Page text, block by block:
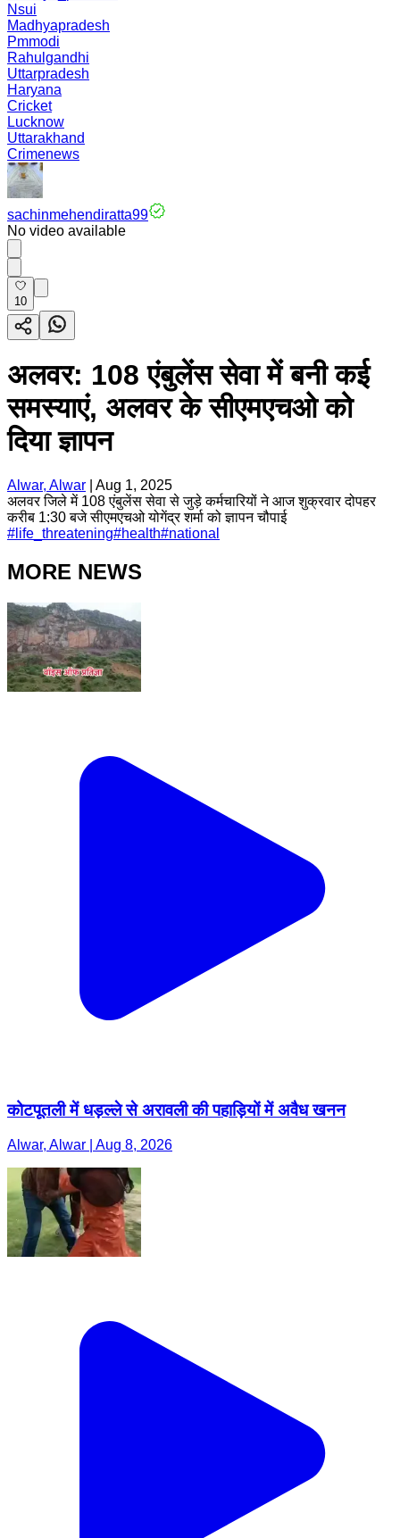
Nsui
Madhyapradesh
Pmmodi
Rahulgandhi
Uttarpradesh
Haryana
Cricket
Lucknow
Uttarakhand
Crimenews
sachinmehendiratta99
No video available
10
अलवर: 108 एंबुलेंस सेवा में बनी कई
समस्याएं, अलवर के सीएमएचओ को
दिया ज्ञापन
Alwar, Alwar
Aug 1, 2025
अलवर जिले में 108 एंबुलेंस सेवा से जुड़े कर्मचारियों ने आज शुक्रवार दोपहर
करीब 1:30 बजे सीएमएचओ योगेंद्र शर्मा को ज्ञापन चौपाई
# life_threatening#health#national
MORE NEWS
कोटपूतली में धड़ल्ले से अरावली की पहाड़ियों में अवैध खनन
Alwar, Alwar | Aug 8, 2026